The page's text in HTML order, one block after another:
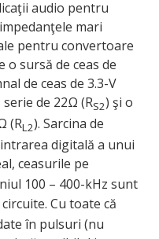
audio pentru
mari
pentru convertoare
o sursă de ceas de
de ceas de 3.3-V
de 22Ω (RS2) şi o
(RL2). Sarcina de
digitală a unui
ceasurile pe
100 – 400-kHz sunt
Cu toate că
în pulsuri (nu